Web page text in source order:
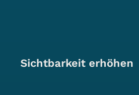
Sichtbarkeit erhöhen